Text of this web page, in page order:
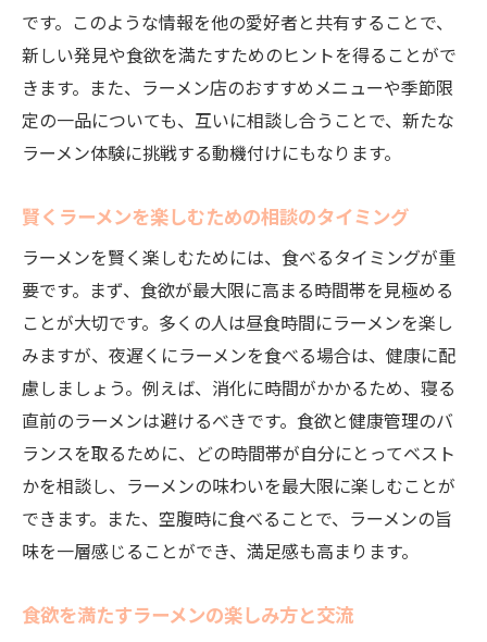
です。このような情報を他の愛好者と共有することで、
新しい発見や食欲を満たすためのヒントを得ることがで
きます。また、ラーメン店のおすすめメニューや季節限
定の一品についても、互いに相談し合うことで、新たな
ラーメン体験に挑戦する動機付けにもなります。
賢くラーメンを楽しむための相談のタイミング
ラーメンを賢く楽しむためには、食べるタイミングが重
要です。まず、食欲が最大限に高まる時間帯を見極める
ことが大切です。多くの人は昼食時間にラーメンを楽し
みますが、夜遅くにラーメンを食べる場合は、健康に配
慮しましょう。例えば、消化に時間がかかるため、寝る
直前のラーメンは避けるべきです。食欲と健康管理のバ
ランスを取るために、どの時間帯が自分にとってベスト
かを相談し、ラーメンの味わいを最大限に楽しむことが
できます。また、空腹時に食べることで、ラーメンの旨
味を一層感じることができ、満足感も高まります。
食欲を満たすラーメンの楽しみ方と交流